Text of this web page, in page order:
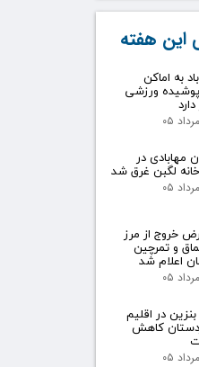
به اماکن
ورزشی
دارد
مهابادی در
لگبن غرق شد
خروج از مرز
و تمرچین
اعلام شد
در اقلیم
کاهش
این هفته